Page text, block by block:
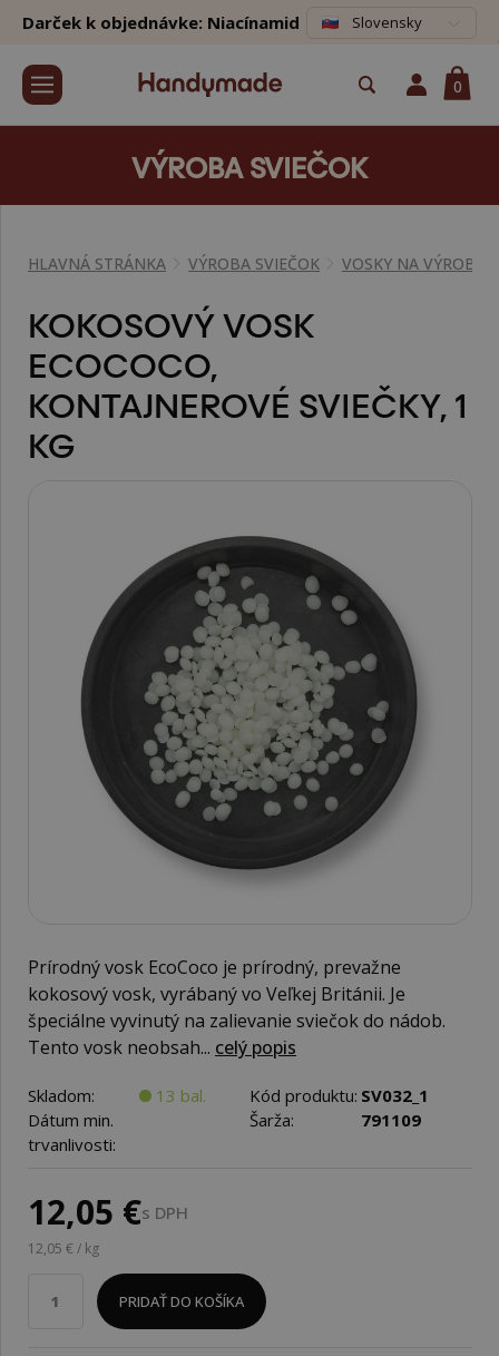
Darček k objednávke: Niacínamid Slovensky
0
VÝROBA SVIEČOK
HLAVNÁ STRÁNKA VÝROBA SVIEČOK VOSKY NA VÝROBU
KOKOSOVÝ VOSK
ECOCOCO,
KONTAJNEROVÉ SVIEČKY, 1
KG
Prírodný vosk EcoCoco je prírodný, prevažne
kokosový vosk, vyrábaný vo Veľkej Británii. Je
špeciálne vyvinutý na zalievanie sviečok do nádob.
Tento vosk neobsah... celý popis
Skladom: 13 bal. Kód produktu: SV032_1
Dátum min.
trvanlivosti:
Šarža: 791109
12,05 €s DPH
12,05 € / kg
PRIDAŤ DO KOŠÍKA